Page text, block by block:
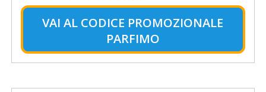
VAI AL CODICE PROMOZIONALE
PARFIMO